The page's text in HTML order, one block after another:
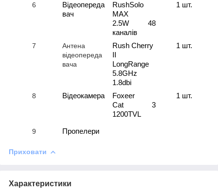
6
Відеопереда
вач
RushSolo
MAX
2.5W 48
каналів
1 шт.
7
Антена
відеопереда
вача
Rush Cherry
LongRange
5.8GHz
1.8dbi
1 шт.
8 Відеокамера
Foxeer
Cat 3
1200TVL
1 шт.
9 Пропелери
Приховати
Характеристики